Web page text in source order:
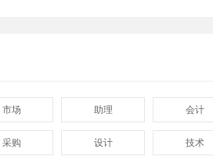
市场 助理 会计
采购 设计 技术